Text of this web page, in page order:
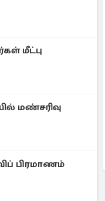
மீட்பு
மண்சரிவு
பிரமாணம்